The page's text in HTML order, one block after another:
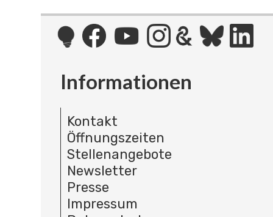
Informationen
Kontakt
Öffnungszeiten
Stellenangebote
Newsletter
Presse
Impressum